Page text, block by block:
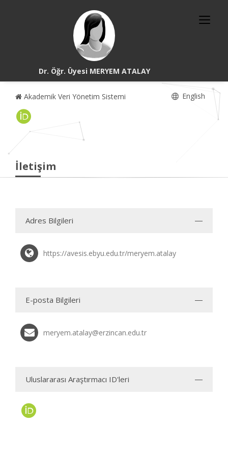
Dr. Öğr. Üyesi MERYEM ATALAY
Akademik Veri Yönetim Sistemi English
İletişim
Adres Bilgileri
https://avesis.ebyu.edu.tr/meryem.atalay
E-posta Bilgileri
meryem.atalay@erzincan.edu.tr
Uluslararası Araştırmacı ID'leri